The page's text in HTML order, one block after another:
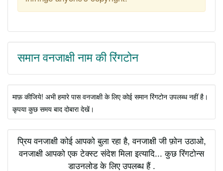
समान वनजाक्षी नाम की रिंगटोन
माफ़ कीजिये! अभी हमारे पास वनजाक्षी के लिए कोई समान रिंगटोन उपलब्ध नहीं है।
कृपया कुछ समय बाद दोबारा देखें।
प्रिय वनजाक्षी कोई आपको बुला रहा है, वनजाक्षी जी फ़ोन उठाओ,
वनजाक्षी आपको एक टेक्स्ट संदेश मिला इत्यादि... कुछ रिंगटोन्स
डाउनलोड के लिए उपलब्ध हैं .